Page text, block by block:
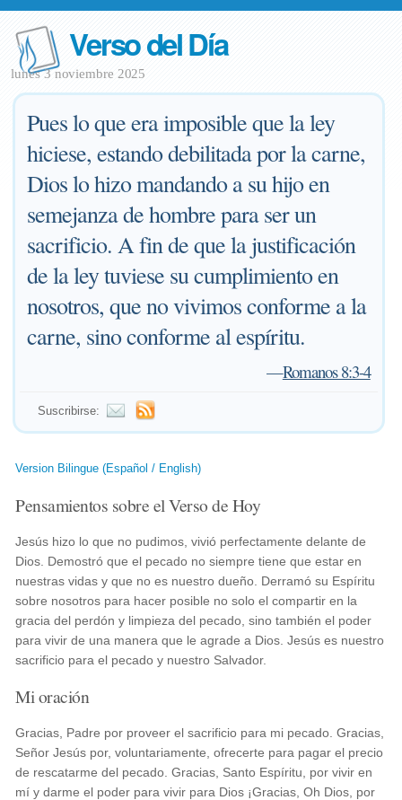
Verso del Día
lunes 3 noviembre 2025
Pues lo que era imposible que la ley
hiciese, estando debilitada por la carne,
Dios lo hizo mandando a su hijo en
semejanza de hombre para ser un
sacrificio. A fin de que la justificación
de la ley tuviese su cumplimiento en
nosotros, que no vivimos conforme a la
carne, sino conforme al espíritu.
—Romanos 8:3-4
Suscribirse:
Version Bilingue (Español / English)
Pensamientos sobre el Verso de Hoy
Jesús hizo lo que no pudimos, vivió perfectamente delante de
Dios. Demostró que el pecado no siempre tiene que estar en
nuestras vidas y que no es nuestro dueño. Derramó su Espíritu
sobre nosotros para hacer posible no solo el compartir en la
gracia del perdón y limpieza del pecado, sino también el poder
para vivir de una manera que le agrade a Dios. Jesús es nuestro
sacrificio para el pecado y nuestro Salvador.
Mi oración
Gracias, Padre por proveer el sacrificio para mi pecado. Gracias,
Señor Jesús por, voluntariamente, ofrecerte para pagar el precio
de rescatarme del pecado. Gracias, Santo Espíritu, por vivir en
mí y darme el poder para vivir para Dios ¡Gracias, Oh Dios, por